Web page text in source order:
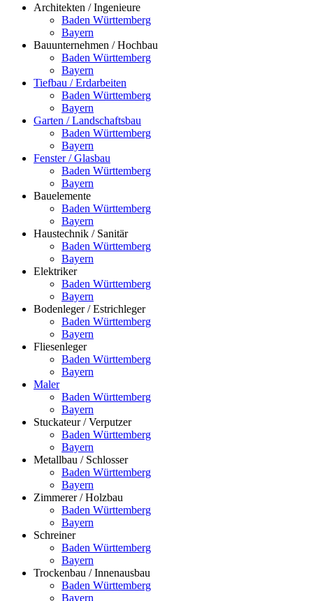
Architekten / Ingenieure
Baden Württemberg
Bayern
Bauunternehmen / Hochbau
Baden Württemberg
Bayern
Tiefbau / Erdarbeiten
Baden Württemberg
Bayern
Garten / Landschaftsbau
Baden Württemberg
Bayern
Fenster / Glasbau
Baden Württemberg
Bayern
Bauelemente
Baden Württemberg
Bayern
Haustechnik / Sanitär
Baden Württemberg
Bayern
Elektriker
Baden Württemberg
Bayern
Bodenleger / Estrichleger
Baden Württemberg
Bayern
Fliesenleger
Baden Württemberg
Bayern
Maler
Baden Württemberg
Bayern
Stuckateur / Verputzer
Baden Württemberg
Bayern
Metallbau / Schlosser
Baden Württemberg
Bayern
Zimmerer / Holzbau
Baden Württemberg
Bayern
Schreiner
Baden Württemberg
Bayern
Trockenbau / Innenausbau
Baden Württemberg
Bayern